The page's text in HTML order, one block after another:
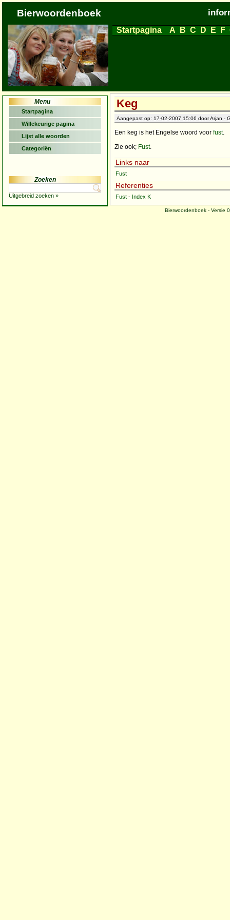
Bierwoordenboek
Startpagina A B C D E F
Menu
Startpagina
Willekeurige pagina
Lijst alle woorden
Categoriën
Zoeken
Uitgebreid zoeken »
Keg
Aangepast op: 17-02-2007 15:06 door Arjan -
Een keg is het Engelse woord voor fust.
Zie ook; Fust.
Links naar
Fust
Referenties
Fust - Index K
Bierwoordenboek - Versie